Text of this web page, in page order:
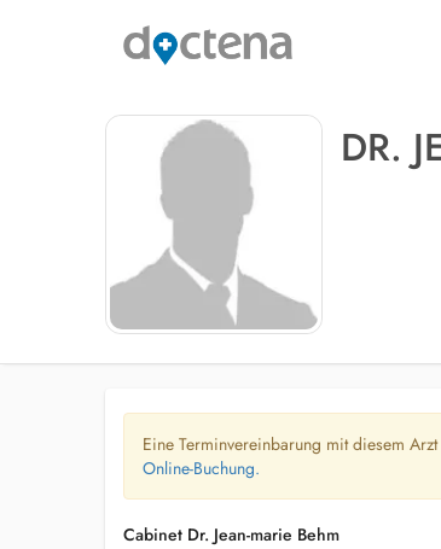
DR.
Eine Terminvereinbarung mit diesem
Online-Buchung.
Cabinet Dr. Jean-marie Behm